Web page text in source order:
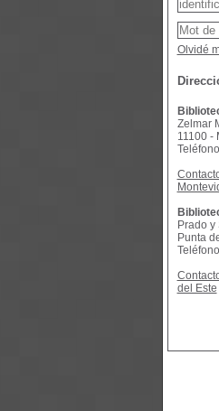
Olvidé
Zelmar
11100 -
Prado
Punta
del Este